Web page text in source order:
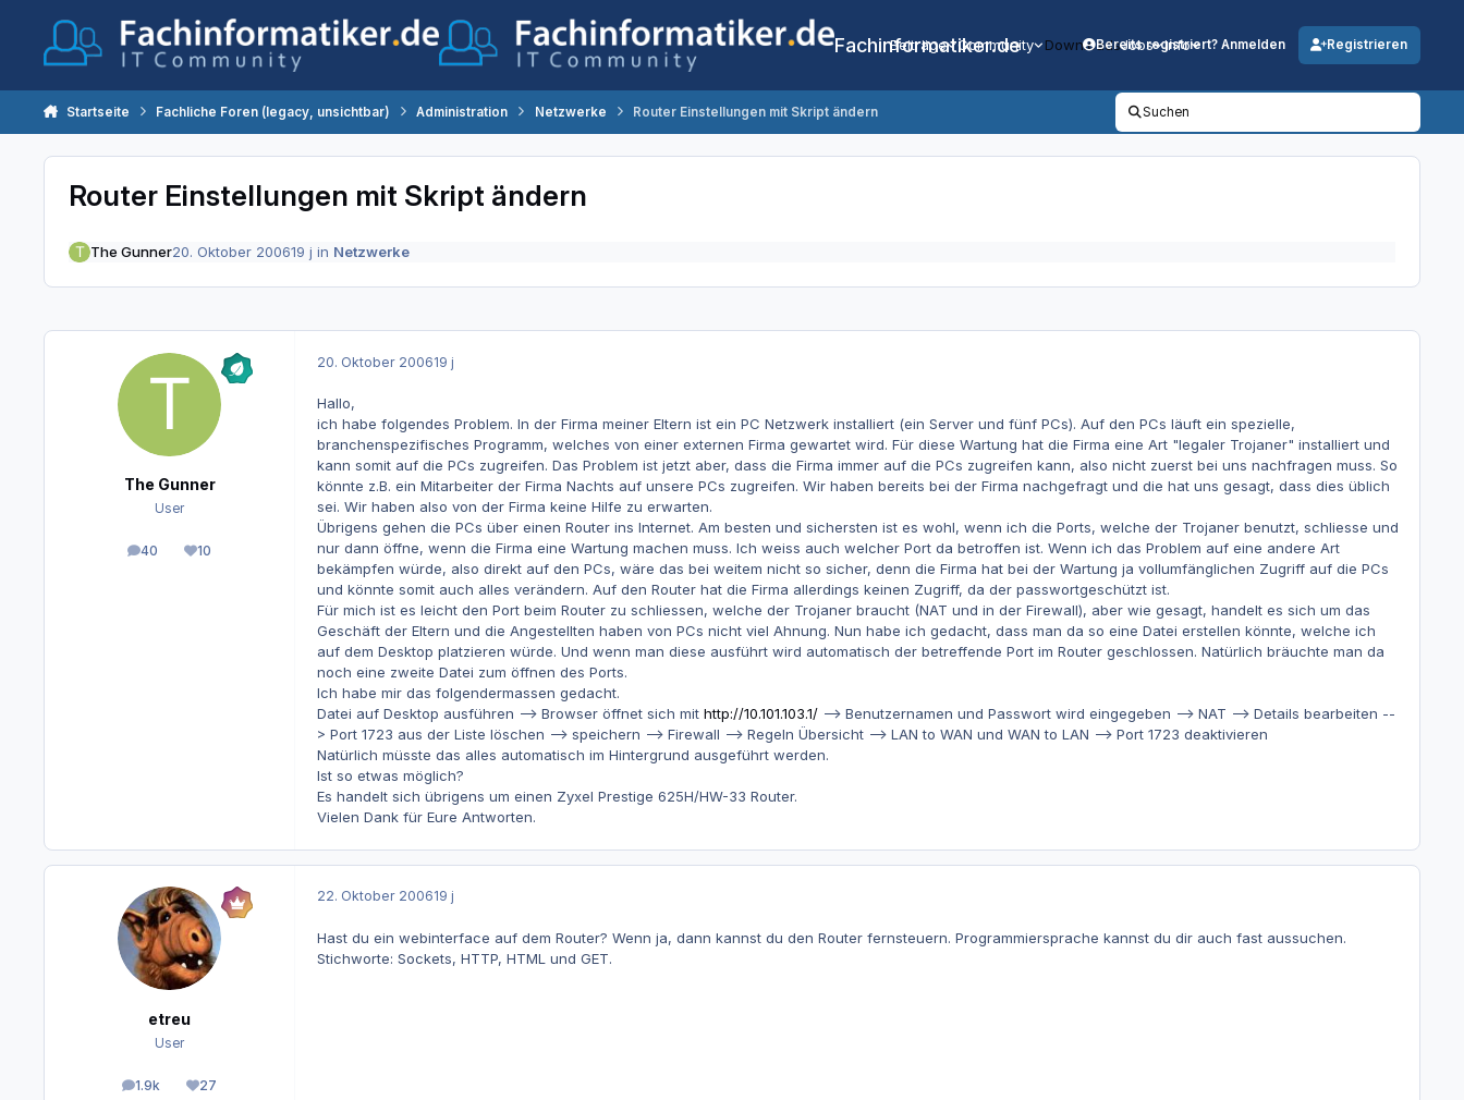
Fachinformatiker.de
Beiträge Community DownloadsJobs Info
Bereits registriert? Anmelden Registrieren
Startseite Fachliche Foren (legacy, unsichtbar) Administration Netzwerke Router Einstellungen mit Skript ändern Suchen
Router Einstellungen mit Skript ändern
The Gunner20. Oktober 200619 j in Netzwerke
The Gunner
User
40
Beiträge10
Reputation
20. Oktober 200619 j
Hallo,
ich habe folgendes Problem. In der Firma meiner Eltern ist ein PC Netzwerk installiert (ein Server und fünf PCs). Auf den PCs läuft ein spezielle,
branchenspezifisches Programm, welches von einer externen Firma gewartet wird. Für diese Wartung hat die Firma eine Art "legaler Trojaner" installiert und
kann somit auf die PCs zugreifen. Das Problem ist jetzt aber, dass die Firma immer auf die PCs zugreifen kann, also nicht zuerst bei uns nachfragen muss. So
könnte z.B. ein Mitarbeiter der Firma Nachts auf unsere PCs zugreifen. Wir haben bereits bei der Firma nachgefragt und die hat uns gesagt, dass dies üblich
sei. Wir haben also von der Firma keine Hilfe zu erwarten.
Übrigens gehen die PCs über einen Router ins Internet. Am besten und sichersten ist es wohl, wenn ich die Ports, welche der Trojaner benutzt, schliesse und
nur dann öffne, wenn die Firma eine Wartung machen muss. Ich weiss auch welcher Port da betroffen ist. Wenn ich das Problem auf eine andere Art
bekämpfen würde, also direkt auf den PCs, wäre das bei weitem nicht so sicher, denn die Firma hat bei der Wartung ja vollumfänglichen Zugriff auf die PCs
und könnte somit auch alles verändern. Auf den Router hat die Firma allerdings keinen Zugriff, da der passwortgeschützt ist.
Für mich ist es leicht den Port beim Router zu schliessen, welche der Trojaner braucht (NAT und in der Firewall), aber wie gesagt, handelt es sich um das
Geschäft der Eltern und die Angestellten haben von PCs nicht viel Ahnung. Nun habe ich gedacht, dass man da so eine Datei erstellen könnte, welche ich
auf dem Desktop platzieren würde. Und wenn man diese ausführt wird automatisch der betreffende Port im Router geschlossen. Natürlich bräuchte man da
noch eine zweite Datei zum öffnen des Ports.
Ich habe mir das folgendermassen gedacht.
Datei auf Desktop ausführen --> Browser öffnet sich mit http://10.101.103.1/--> Benutzernamen und Passwort wird eingegeben --> NAT --> Details bearbeiten --
> Port 1723 aus der Liste löschen --> speichern --> Firewall --> Regeln Übersicht --> LAN to WAN und WAN to LAN --> Port 1723 deaktivieren
Natürlich müsste das alles automatisch im Hintergrund ausgeführt werden.
Ist so etwas möglich?
Es handelt sich übrigens um einen Zyxel Prestige 625H/HW-33 Router.
Vielen Dank für Eure Antworten.
etreu
User
1.9k
Beiträge 27
Reputation
22. Oktober 200619 j
Hast du ein webinterface auf dem Router? Wenn ja, dann kannst du den Router fernsteuern. Programmiersprache kannst du dir auch fast aussuchen.
Stichworte: Sockets, HTTP, HTML und GET.